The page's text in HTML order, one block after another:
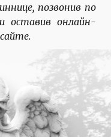
позвонив по
оставив онлайн-